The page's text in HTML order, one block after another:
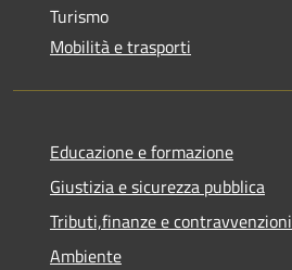
Turismo
Mobilità e trasporti
Educazione e formazione
Giustizia e sicurezza pubblica
Tributi,finanze e contravvenzioni
Ambiente